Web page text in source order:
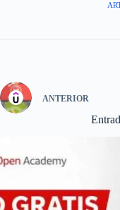
ANTERIOR